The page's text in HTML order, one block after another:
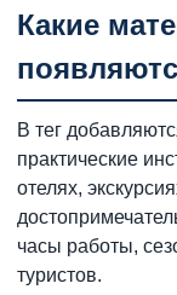
Какие
В тег
практические
отелях,
часы работы,
туристов.